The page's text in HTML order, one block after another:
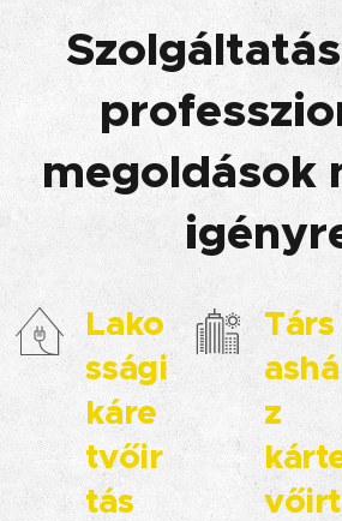
megoldások
Lako
ssági
káre
tvőir
tás
Társ
ashá
z
vőirt